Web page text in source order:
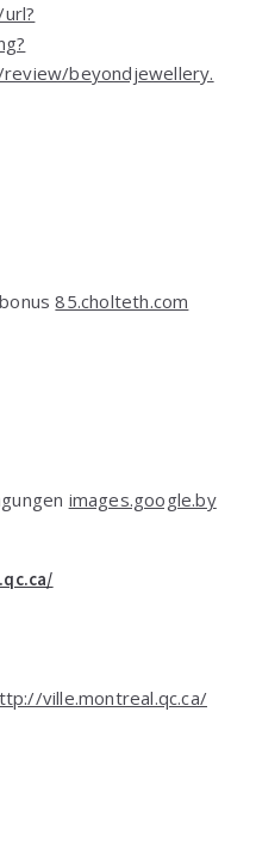
beyondjewellery.
85.cholteth.com
images.google.by
ville.montreal.qc.ca/